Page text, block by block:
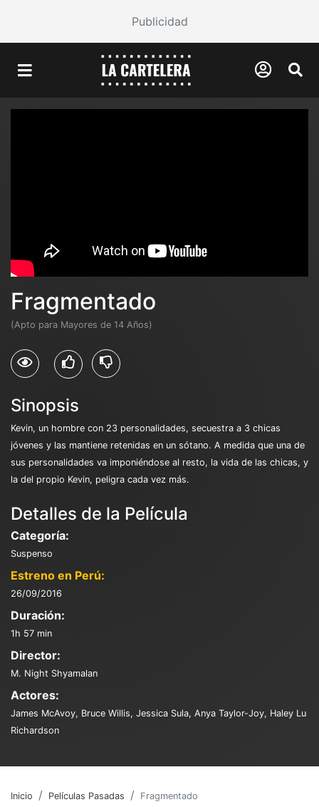
Publicidad
Fragmentado
(Apto para Mayores de 14 Años)
Sinopsis
Kevin, un hombre con 23 personalidades, secuestra a 3 chicas
jóvenes y las mantiene retenidas en un sótano. A medida que una de
sus personalidades va imponiéndose al resto, la vida de las chicas, y
la del propio Kevin, peligra cada vez más.
Detalles de la Película
Categoría:
Suspenso
Estreno en Perú:
26/09/2016
Duración:
1h 57 min
Director:
M. Night Shyamalan
Actores:
James McAvoy, Bruce Willis, Jessica Sula, Anya Taylor-Joy, Haley Lu
Richardson
Inicio Películas Pasadas Fragmentado